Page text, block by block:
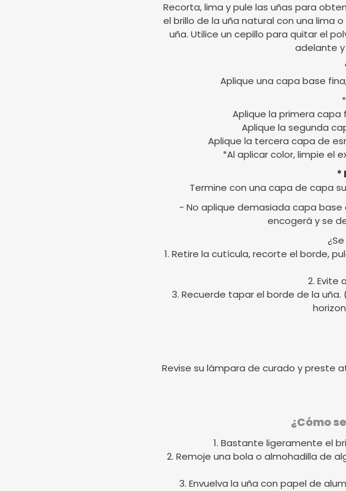
Recorta, lima y pule las uñas para
el brillo de la uña natural con una lima
uña. Utilice un cepillo para quitar el
adelante
Aplique una capa base
*
Aplique la primera capa
Aplique la segunda
Aplique la tercera capa de
*Al aplicar color, limpie el
*
Termine con una capa de capa
- No aplique demasiada capa base
encogerá y se
1. Retire la cutícula, recorte el borde,
2. Evite
3. Recuerde tapar el borde de la
Revise su lámpara de curado y preste
¿Cómo
1. Bastante ligeramente el
2. Remoje una bola o almohadilla de
3. Envuelva la uña con papel de